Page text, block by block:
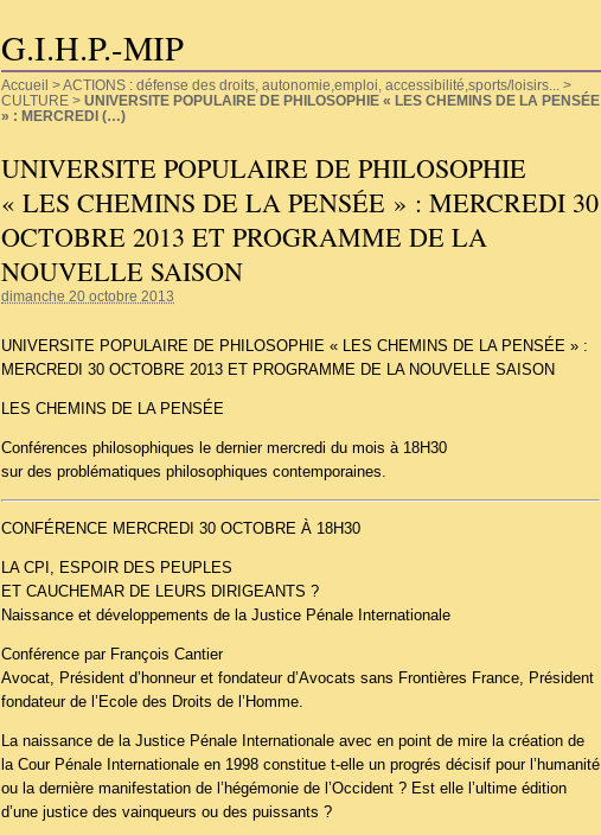
G.I.H.P.-MIP
Accueil >ACTIONS : défense des droits, autonomie,emploi, accessibilité,sports/loisirs...
>
CULTURE > UNIVERSITE POPULAIRE DE PHILOSOPHIE « LES CHEMINS DE LA PENSÉE
» : MERCREDI (…)
UNIVERSITE POPULAIRE DE PHILOSOPHIE
« LES CHEMINS DE LA PENSÉE » : MERCREDI 30
OCTOBRE 2013 ET PROGRAMME DE LA
NOUVELLE SAISON
dimanche 20 octobre 2013
UNIVERSITE POPULAIRE DE PHILOSOPHIE « LES CHEMINS DE LA PENSÉE » :
MERCREDI 30 OCTOBRE 2013 ET PROGRAMME DE LA NOUVELLE SAISON
LES CHEMINS DE LA PENSÉE
Conférences philosophiques le dernier mercredi du mois à 18H30
sur des problématiques philosophiques contemporaines.
CONFÉRENCE MERCREDI 30 OCTOBRE À 18H30
LA CPI, ESPOIR DES PEUPLES
ET CAUCHEMAR DE LEURS DIRIGEANTS ?
Naissance et développements de la Justice Pénale Internationale
Conférence par François Cantier
Avocat, Président d’honneur et fondateur d’Avocats sans Frontières France, Président
fondateur de l’Ecole des Droits de l’Homme.
La naissance de la Justice Pénale Internationale avec en point de mire la création de
la Cour Pénale Internationale en 1998 constitue t-elle un progrés décisif pour l’humanité
ou la dernière manifestation de l’hégémonie de l’Occident ? Est elle l’ultime édition
d’une justice des vainqueurs ou des puissants ?